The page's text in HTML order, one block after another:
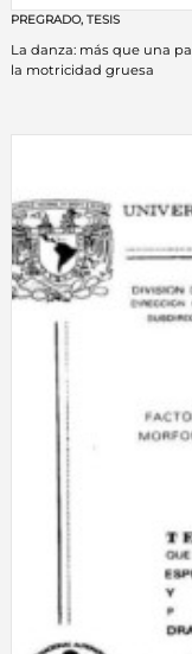
PREGRADO, TESIS
La danza: más que una
la motricidad gruesa